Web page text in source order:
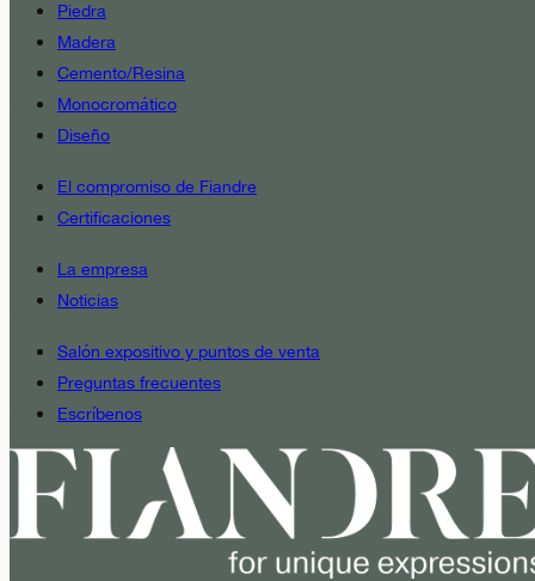
Piedra
Madera
Cemento/Resina
Monocromático
Diseño
El compromiso de Fiandre
Certificaciones
La empresa
Noticias
Salón expositivo y puntos de venta
Preguntas frecuentes
Escríbenos